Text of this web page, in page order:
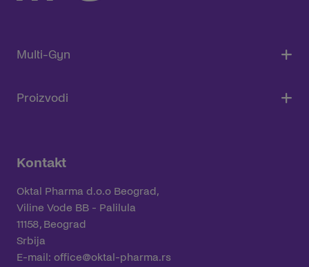
Multi-Gyn
Proizvodi
Kontakt
Oktal Pharma d.o.o Beograd,
Viline Vode BB - Palilula
11158, Beograd
Srbija
E-mail: office@oktal-pharma.rs